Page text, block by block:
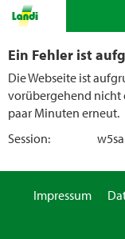
Ein Fehler ist
Die Webseite ist
vorübergehend nicht
paar Minuten erneut.
Session:
Impressum